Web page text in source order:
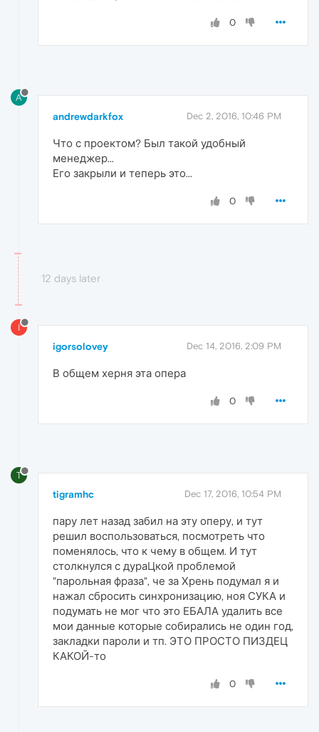
0
A
andrewdarkfox Dec 2, 2016, 10:46 PM
Что с проектом? Был такой удобный
менеджер...
Его закрыли и теперь это...
0
12 days later
I
igorsolovey Dec 14, 2016, 2:09 PM
В общем херня эта опера
0
T
tigramhc Dec 17, 2016, 10:54 PM
пару лет назад забил на эту оперу, и тут
решил воспользоваться, посмотреть что
поменялось, что к чему в общем. И тут
столкнулся с дураЦкой проблемой
"парольная фраза", че за Хрень подумал я и
нажал сбросить синхронизацию, ноя СУКА и
подумать не мог что это ЕБАЛА удалить все
мои данные которые собирались не один год,
закладки пароли и тп. ЭТО ПРОСТО ПИЗДЕЦ
КАКОЙ-то
0